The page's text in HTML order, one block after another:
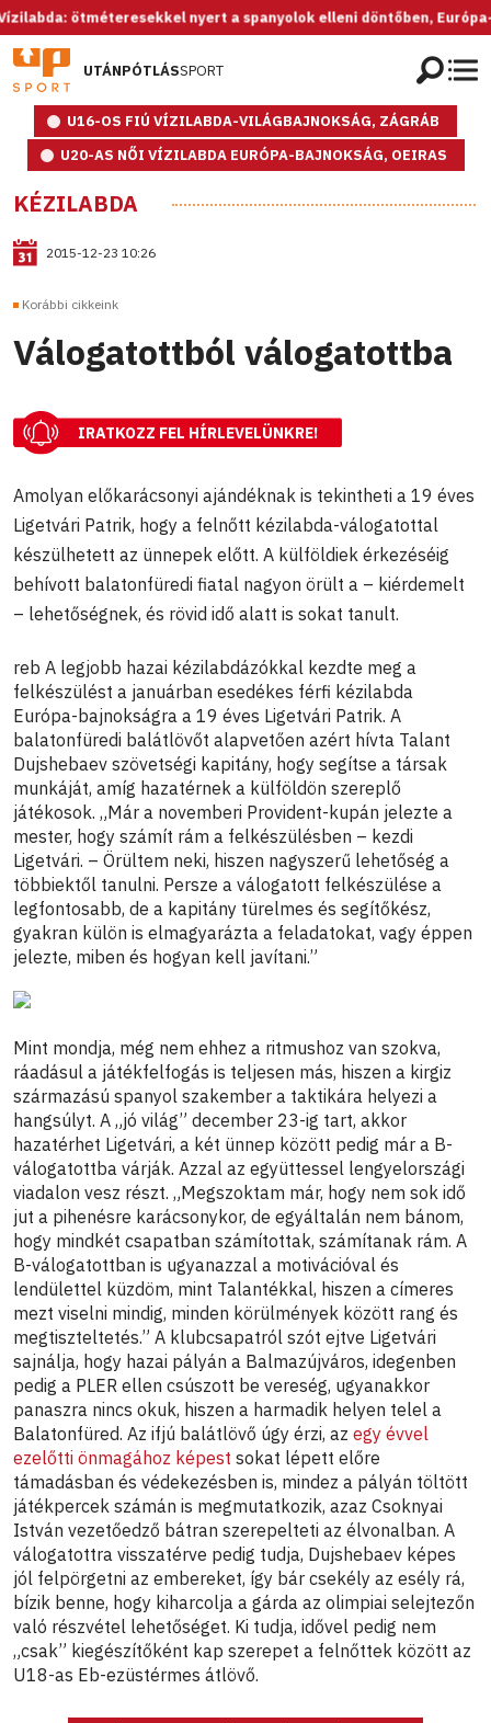
ötméteresekkel nyert a spanyolok elleni döntőben, Európa-
UTÁNPÓTLÁSSPORT
U16-OS FIÚ VÍZILABDA-VILÁGBAJNOKSÁG, ZÁGRÁB
U20-AS NŐI VÍZILABDA EURÓPA-BAJNOKSÁG, OEIRAS
KÉZILABDA
2015-12-23 10:26
Korábbi cikkeink
Válogatottból válogatottba
IRATKOZZ FEL HÍRLEVELÜNKRE!
Amolyan előkarácsonyi ajándéknak is tekintheti a 19 éves
Ligetvári Patrik, hogy a felnőtt kézilabda-válogatottal
készülhetett az ünnepek előtt. A külföldiek érkezéséig
behívott balatonfüredi fiatal nagyon örült a – kiérdemelt
– lehetőségnek, és rövid idő alatt is sokat tanult.
reb A legjobb hazai kézilabdázókkal kezdte meg a
felkészülést a januárban esedékes férfi kézilabda
Európa-bajnokságra a 19 éves Ligetvári Patrik. A
balatonfüredi balátlövőt alapvetően azért hívta Talant
Dujshebaev szövetségi kapitány, hogy segítse a társak
munkáját, amíg hazatérnek a külföldön szereplő
játékosok. „Már a novemberi Provident-kupán jelezte a
mester, hogy számít rám a felkészülésben – kezdi
Ligetvári. – Örültem neki, hiszen nagyszerű lehetőség a
többiektől tanulni. Persze a válogatott felkészülése a
legfontosabb, de a kapitány türelmes és segítőkész,
gyakran külön is elmagyarázta a feladatokat, vagy éppen
jelezte, miben és hogyan kell javítani.”
Mint mondja, még nem ehhez a ritmushoz van szokva,
ráadásul a játékfelfogás is teljesen más, hiszen a kirgiz
származású spanyol szakember a taktikára helyezi a
hangsúlyt. A „jó világ” december 23-ig tart, akkor
hazatérhet Ligetvári, a két ünnep között pedig már a B-
válogatottba várják. Azzal az együttessel lengyelországi
viadalon vesz részt. „Megszoktam már, hogy nem sok idő
jut a pihenésre karácsonykor, de egyáltalán nem bánom,
hogy mindkét csapatban számítottak, számítanak rám. A
B-válogatottban is ugyanazzal a motivációval és
lendülettel küzdöm, mint Talantékkal, hiszen a címeres
mezt viselni mindig, minden körülmények között rang és
megtiszteltetés.” A klubcsapatról szót ejtve Ligetvári
sajnálja, hogy hazai pályán a Balmazújváros, idegenben
pedig a PLER ellen csúszott be vereség, ugyanakkor
panaszra nincs okuk, hiszen a harmadik helyen telel a
Balatonfüred. Az ifjú balátlövő úgy érzi, az egy évvel
ezelőtti önmagához képest sokat lépett előre
támadásban és védekezésben is, mindez a pályán töltött
játékpercek számán is megmutatkozik, azaz Csoknyai
István vezetőedző bátran szerepelteti az élvonalban. A
válogatottra visszatérve pedig tudja, Dujshebaev képes
jól felpörgetni az embereket, így bár csekély az esély rá,
bízik benne, hogy kiharcolja a gárda az olimpiai selejtezőn
való részvétel lehetőséget. Ki tudja, idővel pedig nem
„csak” kiegészítőként kap szerepet a felnőttek között az
U18-as Eb-ezüstérmes átlövő.